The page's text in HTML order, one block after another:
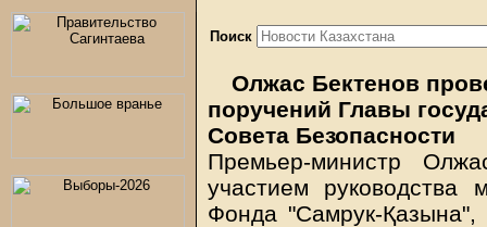
Поиск
Олжас Бектенов
поручений Главы
Совета Безопасности
Премьер-министр
участием руководства
Фонда "Самрук-Қазына",